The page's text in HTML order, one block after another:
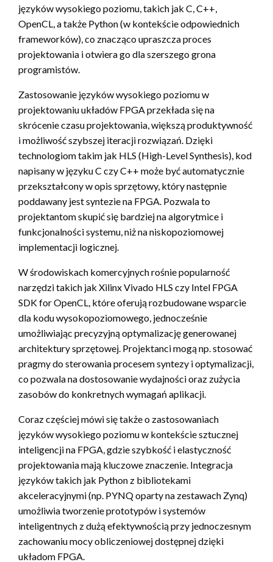
języków wysokiego poziomu, takich jak C, C++,
OpenCL, a także Python (w kontekście odpowiednich
frameworków), co znacząco upraszcza proces
projektowania i otwiera go dla szerszego grona
programistów.
Zastosowanie języków wysokiego poziomu w
projektowaniu układów FPGA przekłada się na
skrócenie czasu projektowania, większą produktywność
i możliwość szybszej iteracji rozwiązań. Dzięki
technologiom takim jak HLS (High-Level Synthesis), kod
napisany w języku C czy C++ może być automatycznie
przekształcony w opis sprzętowy, który następnie
poddawany jest syntezie na FPGA. Pozwala to
projektantom skupić się bardziej na algorytmice i
funkcjonalności systemu, niż na niskopoziomowej
implementacji logicznej.
W środowiskach komercyjnych rośnie popularność
narzędzi takich jak Xilinx Vivado HLS czy Intel FPGA
SDK for OpenCL, które oferują rozbudowane wsparcie
dla kodu wysokopoziomowego, jednocześnie
umożliwiając precyzyjną optymalizację generowanej
architektury sprzętowej. Projektanci mogą np. stosować
pragmy do sterowania procesem syntezy i optymalizacji,
co pozwala na dostosowanie wydajności oraz zużycia
zasobów do konkretnych wymagań aplikacji.
Coraz częściej mówi się także o zastosowaniach
języków wysokiego poziomu w kontekście sztucznej
inteligencji na FPGA, gdzie szybkość i elastyczność
projektowania mają kluczowe znaczenie. Integracja
języków takich jak Python z bibliotekami
akceleracyjnymi (np. PYNQ oparty na zestawach Zynq)
umożliwia tworzenie prototypów i systemów
inteligentnych z dużą efektywnością przy jednoczesnym
zachowaniu mocy obliczeniowej dostępnej dzięki
układom FPGA.